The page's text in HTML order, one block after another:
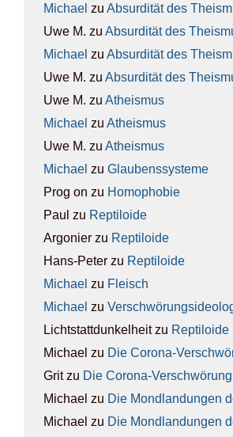
Michael zu Absur­di­tät des
Uwe M. zu Absur­di­tät des
Michael zu Absur­di­tät des
Uwe M. zu Absur­di­tät des
Uwe M. zu Athe­is­mus
Michael zu Athe­is­mus
Uwe M. zu Athe­is­mus
Michael zu Glau­bens­sys­te­me
Prog on zu Homo­pho­bie
Paul zu Rep­ti­lo­ide
Argonier zu Rep­ti­lo­ide
Hans-Peter zu Rep­ti­lo­ide
Michael zu Fleisch
Michael zu
Lichtstattdunkelheitzu Rep­ti­lo­ide
Michael zu Die Coro­na-
Gritzu Die Coro­na-Ver­schwö­rung
Michael zu Die Mond­lan­dun­gen
Michael zu Die Mond­lan­dun­gen